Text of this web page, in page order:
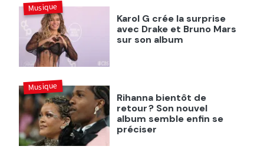
Karol G crée la surprise
avec Drake et Bruno Mars
sur son album
Musique
Rihanna bientôt de
retour ? Son nouvel
album semble enfin se
préciser
Musique